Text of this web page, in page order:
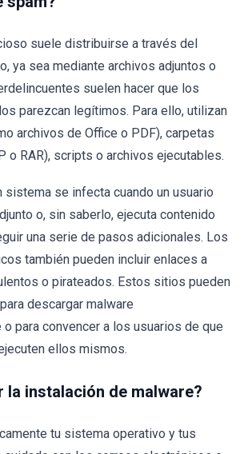
suele distribuirse a través del
ya sea mediante archivos adjuntos o
suelen hacer que los
parezcan legítimos. Para ello, utilizan
archivos de Office o PDF), carpetas
o RAR), scripts o archivos ejecutables.
sistema se infecta cuando un usuario
o, sin saberlo, ejecuta contenido
una serie de pasos adicionales. Los
también pueden incluir enlaces a
o pirateados. Estos sitios pueden
descargar malware
para convencer a los usuarios de que
ellos mismos.
la instalación de malware?
tu sistema operativo y tus